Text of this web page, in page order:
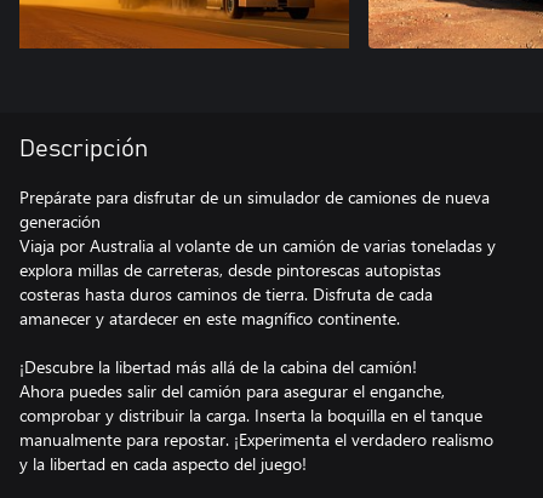
Descripción
Prepárate para disfrutar de un simulador de camiones de nueva
generación
Viaja por Australia al volante de un camión de varias toneladas y
explora millas de carreteras, desde pintorescas autopistas
costeras hasta duros caminos de tierra. Disfruta de cada
amanecer y atardecer en este magnífico continente.
¡Descubre la libertad más allá de la cabina del camión!
Ahora puedes salir del camión para asegurar el enganche,
comprobar y distribuir la carga. Inserta la boquilla en el tanque
manualmente para repostar. ¡Experimenta el verdadero realismo
y la libertad en cada aspecto del juego!